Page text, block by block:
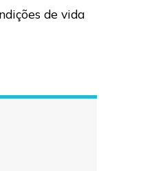
de vida